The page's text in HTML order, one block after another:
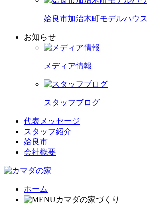
姶良市加治木町モデルハウス
お知らせ
メディア情報
スタッフブログ
代表メッセージ
スタッフ紹介
姶良市
会社概要
ホーム
カマダの家づくり